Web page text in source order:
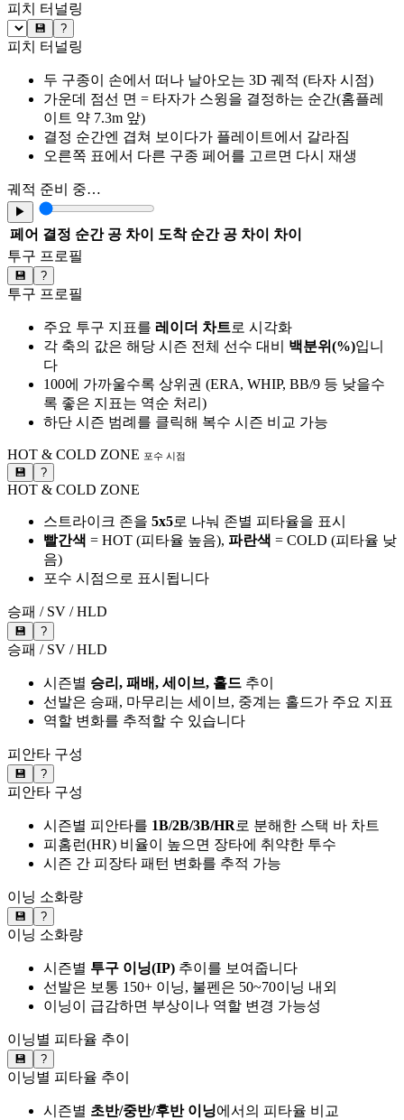
피치 터널링
💾 ?
피치 터널링
두 구종이 손에서 떠나 날아오는 3D 궤적 (타자 시점)
가운데 점선 면 = 타자가 스윙을 결정하는 순간(홈플레
이트 약 7.3m 앞)
결정 순간엔 겹쳐 보이다가 플레이트에서 갈라짐
오른쪽 표에서 다른 구종 페어를 고르면 다시 재생
궤적 준비 중…
▶
페어 결정 순간 공 차이 도착 순간 공 차이
차이
투구 프로필
💾 ?
투구 프로필
주요 투구 지표를 레이더 차트로 시각화
각 축의 값은 해당 시즌 전체 선수 대비 백분위(%)입니
다
100에 가까울수록 상위권 (ERA, WHIP, BB/9 등 낮을수
록 좋은 지표는 역순 처리)
하단 시즌 범례를 클릭해 복수 시즌 비교 가능
HOT & COLD ZONE 포수 시점
💾 ?
HOT & COLD ZONE
스트라이크 존을 5x5로 나눠 존별 피타율을 표시
빨간색 = HOT (피타율 높음), 파란색 = COLD (피타율 낮
음)
포수 시점으로 표시됩니다
승패 / SV / HLD
💾 ?
승패 / SV / HLD
시즌별 승리, 패배, 세이브, 홀드 추이
선발은 승패, 마무리는 세이브, 중계는 홀드가 주요 지표
역할 변화를 추적할 수 있습니다
피안타 구성
💾 ?
피안타 구성
시즌별 피안타를 1B/2B/3B/HR로 분해한 스택 바 차트
피홈런(HR) 비율이 높으면 장타에 취약한 투수
시즌 간 피장타 패턴 변화를 추적 가능
이닝 소화량
💾 ?
이닝 소화량
시즌별 투구 이닝(IP) 추이를 보여줍니다
선발은 보통 150+ 이닝, 불펜은 50~70이닝 내외
이닝이 급감하면 부상이나 역할 변경 가능성
이닝별 피타율 추이
💾 ?
이닝별 피타율 추이
시즌별 초반/중반/후반 이닝에서의 피타율 비교